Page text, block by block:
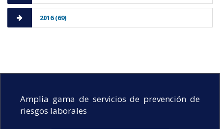
2016 (69)
Amplia gama de servicios de prevención de
riesgos laborales